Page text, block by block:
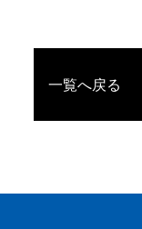
一覧へ戻る